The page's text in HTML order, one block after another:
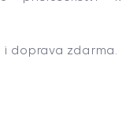
doprava zdarma.